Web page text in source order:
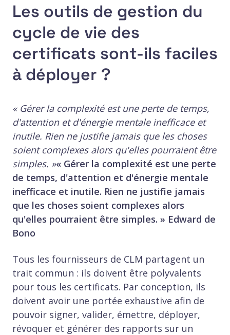
Les outils de gestion du
cycle de vie des
certificats sont-ils faciles
à déployer ?
« Gérer la complexité est une perte de temps,
d'attention et d'énergie mentale inefficace et
inutile. Rien ne justifie jamais que les choses
soient complexes alors qu'elles pourraient être
simples. »« Gérer la complexité est une perte
de temps, d'attention et d'énergie mentale
inefficace et inutile. Rien ne justifie jamais
que les choses soient complexes alors
qu'elles pourraient être simples. » Edward de
Bono
Tous les fournisseurs de CLM partagent un
trait commun : ils doivent être polyvalents
pour tous les certificats. Par conception, ils
doivent avoir une portée exhaustive afin de
pouvoir signer, valider, émettre, déployer,
révoquer et générer des rapports sur un